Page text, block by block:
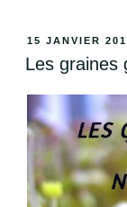
15 JANVIER
Les graines